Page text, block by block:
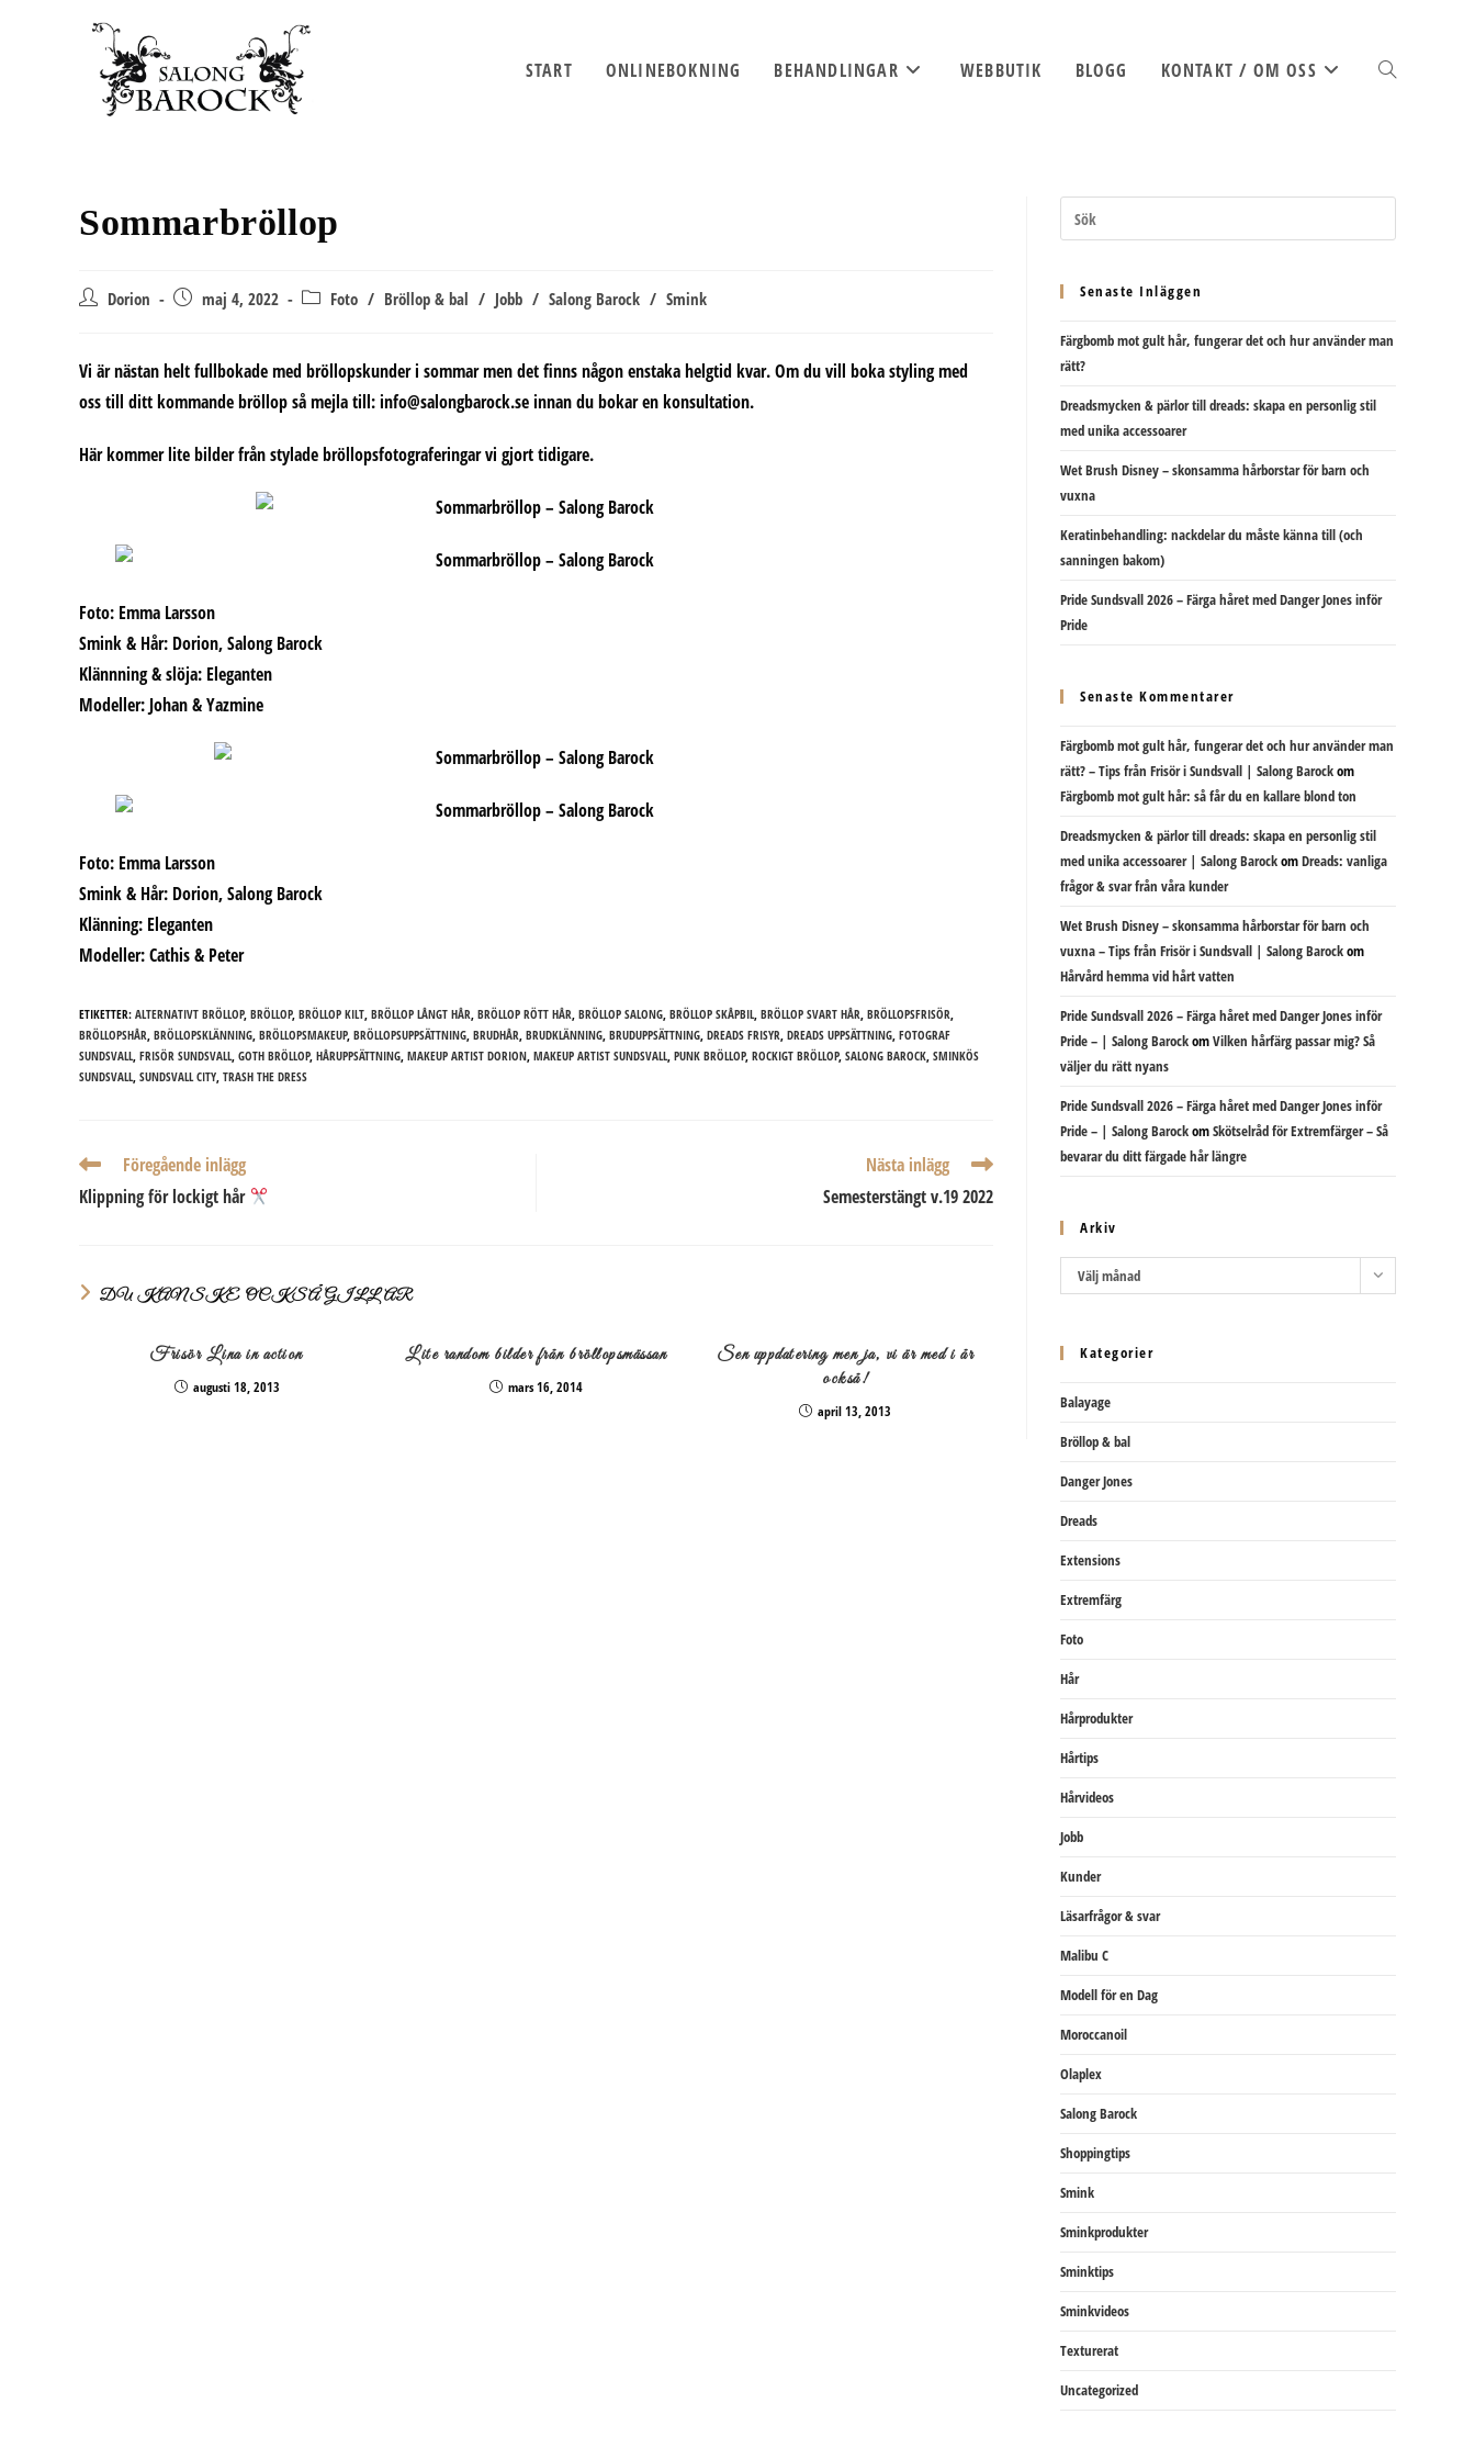
START ONLINEBOKNING BEHANDLINGAR WEBBUTIK BLOGG KONTAKT / OM OSS SLÅ
Sommarbröllop
Inläggsförfattare:
Dorion
Inläggetmaj 4, 2022 Inläggskategori:
Foto / Bröllop & bal / Jobb / Salong Barock / Smink
Vi är nästan helt fullbokade med bröllopskunder i sommar men det finns någon enstaka helgtid kvar. Om du vill boka styling med
oss till ditt kommande bröllop så mejla till: info@salongbarock.se innan du bokar en konsultation.
Här kommer lite bilder från stylade bröllopsfotograferingar vi gjort tidigare.
Foto: Emma Larsson
Smink & Hår: Dorion, Salong Barock
Klännning & slöja: Eleganten
Modeller: Johan & Yazmine
Foto: Emma Larsson
Smink & Hår: Dorion, Salong Barock
Klänning: Eleganten
Modeller: Cathis & Peter
ETIKETTER: ALTERNATIVT BRÖLLOP, BRÖLLOP, BRÖLLOP KILT, BRÖLLOP LÅNGT HÅR, BRÖLLOP RÖTT HÅR, BRÖLLOP SALONG, BRÖLLOP SKÅPBIL, BRÖLLOP SVART HÅR, BRÖLLOPSFRISÖR,
BRÖLLOPSHÅR, BRÖLLOPSKLÄNNING, BRÖLLOPSMAKEUP, BRÖLLOPSUPPSÄTTNING, BRUDHÅR, BRUDKLÄNNING, BRUDUPPSÄTTNING, DREADS FRISYR, DREADS UPPSÄTTNING, FOTOGRAF
SUNDSVALL, FRISÖR SUNDSVALL, GOTH BRÖLLOP, HÅRUPPSÄTTNING, MAKEUP ARTIST DORION, MAKEUP ARTIST SUNDSVALL, PUNK BRÖLLOP, ROCKIGT BRÖLLOP, SALONG BAROCK, SMINKÖS
SUNDSVALL, SUNDSVALL CITY, TRASH THE DRESS
Läs
artiklar
Föregående inlägg
Klippning för lockigt hår
Nästa inlägg
Semesterstängt v.19 2022
DU KANSKE OCKSÅ GILLAR
Frisör Lina in action
augusti 18, 2013
Lite random bilder från bröllopsmässan
mars 16, 2014
Sen uppdatering men ja, vi är med i år
också!
april 13, 2013
Senaste Inläggen
Färgbomb mot gult hår, fungerar det och hur använder man
rätt?
Dreadsmycken & pärlor till dreads: skapa en personlig stil
med unika accessoarer
Wet Brush Disney – skonsamma hårborstar för barn och
vuxna
Keratinbehandling: nackdelar du måste känna till (och
sanningen bakom)
Pride Sundsvall 2026 – Färga håret med Danger Jones inför
Pride
Senaste Kommentarer
Färgbomb mot gult hår, fungerar det och hur använder man
rätt? – Tips från Frisör i Sundsvall | Salong Barockom
Färgbomb mot gult hår: så får du en kallare blond ton
Dreadsmycken & pärlor till dreads: skapa en personlig stil
med unika accessoarer | Salong BarockomDreads: vanliga
frågor & svar från våra kunder
Wet Brush Disney – skonsamma hårborstar för barn och
vuxna – Tips från Frisör i Sundsvall | Salong Barockom
Hårvård hemma vid hårt vatten
Pride Sundsvall 2026 – Färga håret med Danger Jones inför
Pride – | Salong BarockomVilken hårfärg passar mig? Så
väljer du rätt nyans
Pride Sundsvall 2026 – Färga håret med Danger Jones inför
Pride – | Salong BarockomSkötselråd för Extremfärger – Så
bevarar du ditt färgade hår längre
Arkiv
ArkivVälj månad
Kategorier
Balayage
Bröllop & bal
Danger Jones
Dreads
Extensions
Extremfärg
Foto
Hår
Hårprodukter
Hårtips
Hårvideos
Jobb
Kunder
Läsarfrågor & svar
Malibu C
Modell för en Dag
Moroccanoil
Olaplex
Salong Barock
Shoppingtips
Smink
Sminkprodukter
Sminktips
Sminkvideos
Texturerat
Uncategorized